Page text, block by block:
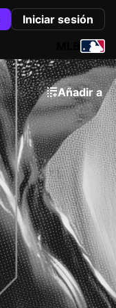
Iniciar sesión
Añadir a